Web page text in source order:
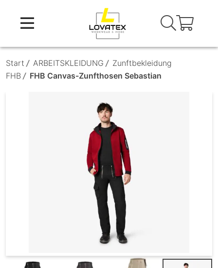
content
Start / ARBEITSKLEIDUNG / Zunftbekleidung
FHB / FHB Canvas-Zunfthosen Sebastian